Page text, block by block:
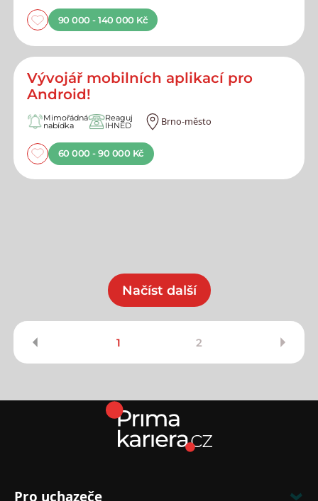
90 000 - 140 000 Kč
Vývojář mobilních aplikací pro
Android!
Mimořádná
nabídka
Reaguj
IHNED Brno-město
60 000 - 90 000 Kč
Načíst další
1 2
Pro uchazeče